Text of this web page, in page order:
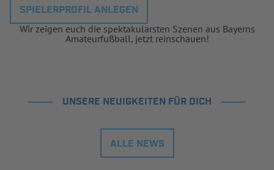
SPIELERPROFIL ANLEGEN
Wir zeigen euch die spektakulärsten Szenen aus Bayerns
Amateurfußball, jetzt reinschauen!
UNSERE NEUIGKEITEN FÜR DICH
ALLE NEWS